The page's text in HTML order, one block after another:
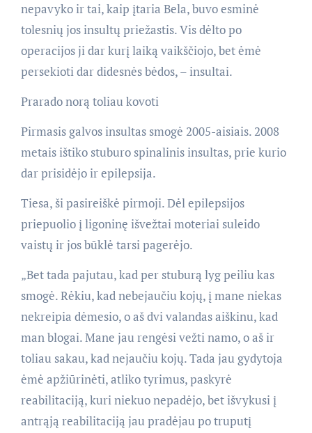
nepavyko ir tai, kaip įtaria Bela, buvo esminė
tolesnių jos insultų priežastis. Vis dėlto po
operacijos ji dar kurį laiką vaikščiojo, bet ėmė
persekioti dar didesnės bėdos, – insultai.
Prarado norą toliau kovoti
Pirmasis galvos insultas smogė 2005-aisiais. 2008
metais ištiko stuburo spinalinis insultas, prie kurio
dar prisidėjo ir epilepsija.
Tiesa, ši pasireiškė pirmoji. Dėl epilepsijos
priepuolio į ligoninę išvežtai moteriai suleido
vaistų ir jos būklė tarsi pagerėjo.
„Bet tada pajutau, kad per stuburą lyg peiliu kas
smogė. Rėkiu, kad nebejaučiu kojų, į mane niekas
nekreipia dėmesio, o aš dvi valandas aiškinu, kad
man blogai. Mane jau rengėsi vežti namo, o aš ir
toliau sakau, kad nejaučiu kojų. Tada jau gydytoja
ėmė apžiūrinėti, atliko tyrimus, paskyrė
reabilitaciją, kuri niekuo nepadėjo, bet išvykusi į
antrąją reabilitaciją jau pradėjau po truputį